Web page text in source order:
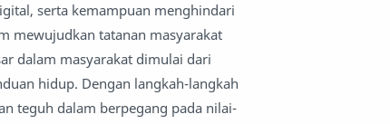
serta kemampuan menghindari
mewujudkan tatanan masyarakat
dalam masyarakat dimulai dari
hidup. Dengan langkah-langkah
teguh dalam berpegang pada nilai-